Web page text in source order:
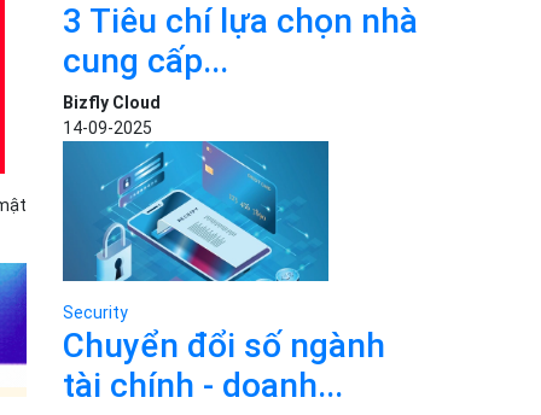
3 Tiêu chí lựa chọn nhà
cung cấp...
Bizfly Cloud
14-09-2025
Security
Chuyển đổi số ngành
tài chính - doanh...